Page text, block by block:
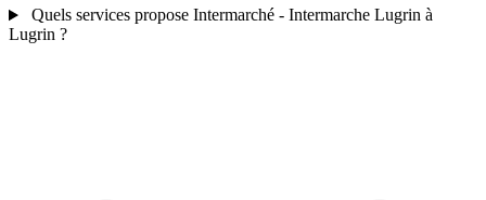
Quels services propose Intermarché - Intermarche Lugrin à
Lugrin ?